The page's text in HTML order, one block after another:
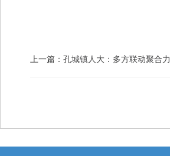
上一篇： 孔城镇人大：多方联动聚合